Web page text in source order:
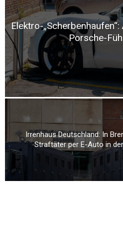
Elektro-
Porsche-
Irrenhaus Deutschland: In
Straftäter per E-Auto in